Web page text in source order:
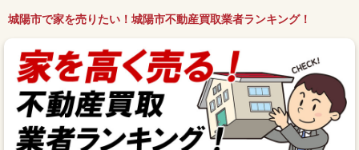
城陽市で家を売りたい！城陽市不動産買取業者ランキング！